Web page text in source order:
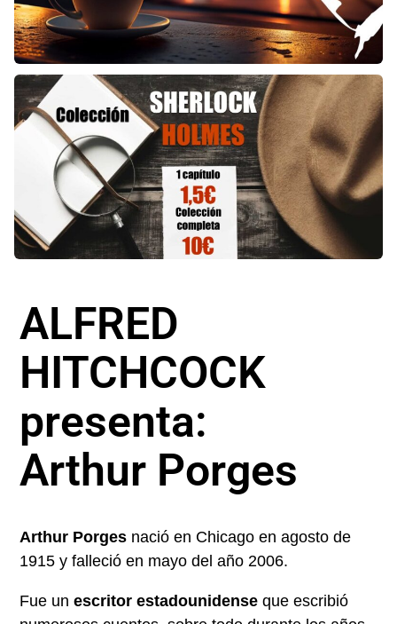
ALFRED
HITCHCOCK
presenta:
Arthur Porges
Arthur Porges nació en Chicago en agosto de
1915 y falleció en mayo del año 2006.
Fue un escritor estadounidense que escribió